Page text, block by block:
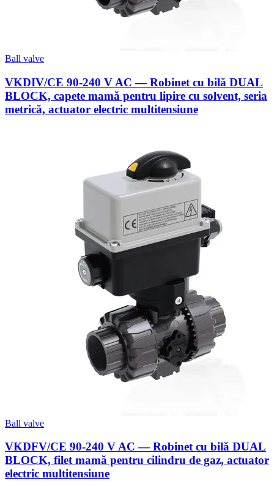
Ball valve
VKDIV/CE 90-240 V AC — Robinet cu bilă DUAL
BLOCK, capete mamă pentru lipire cu solvent, seria
metrică, actuator electric multitensiune
Ball valve
VKDFV/CE 90-240 V AC — Robinet cu bilă DUAL
BLOCK, filet mamă pentru cilindru de gaz, actuator
electric multitensiune